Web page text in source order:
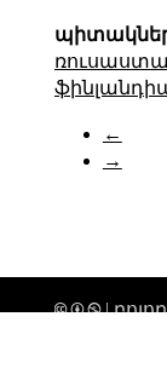
←
→
🅭 🅯 🄏 |